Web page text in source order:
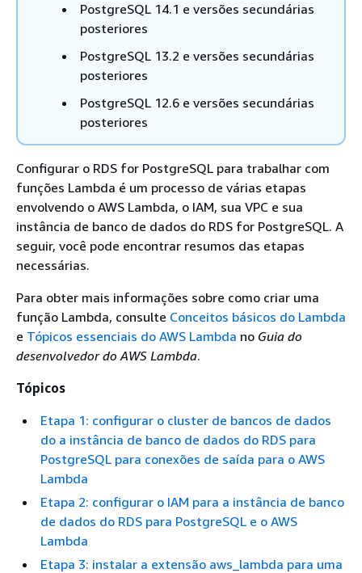
PostgreSQL 14.1 e versões secundárias
posteriores
PostgreSQL 13.2 e versões secundárias
posteriores
PostgreSQL 12.6 e versões secundárias
posteriores
Configurar o RDS for PostgreSQL para trabalhar com
funções Lambda é um processo de várias etapas
envolvendo o AWS Lambda, o IAM, sua VPC e sua
instância de banco de dados do RDS for PostgreSQL. A
seguir, você pode encontrar resumos das etapas
necessárias.
Para obter mais informações sobre como criar uma
função Lambda, consulte Conceitos básicos do Lambda
e Tópicos essenciais do AWS Lambda no Guia do
desenvolvedor do AWS Lambda.
Tópicos
Etapa 1: configurar o cluster de bancos de dados
do a instância de banco de dados do RDS para
PostgreSQL para conexões de saída para o AWS
Lambda
Etapa 2: configurar o IAM para a instância de banco
de dados do RDS para PostgreSQL e o AWS
Lambda
Etapa 3: instalar a extensão aws_lambda para uma